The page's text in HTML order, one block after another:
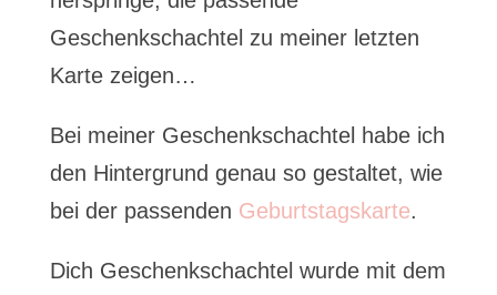
Geschenkschachtel zu meiner letzten
Karte zeigen…
Bei meiner Geschenkschachtel habe ich
den Hintergrund genau so gestaltet, wie
bei der passenden Geburtstagskarte.
Dich Geschenkschachtel wurde mit dem